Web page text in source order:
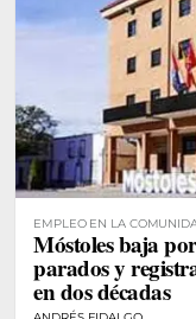
EMPLEO EN LA
Móstoles baja
parados y
en dos décadas